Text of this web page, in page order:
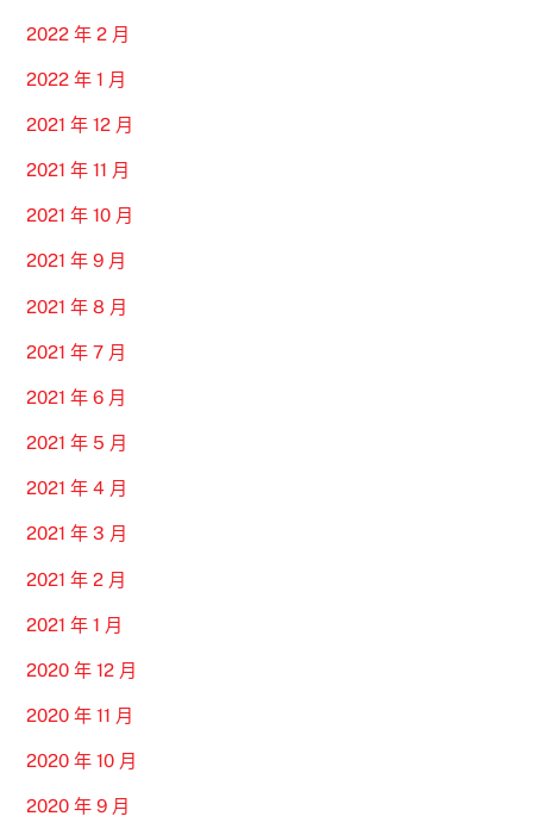
2022 年 2 月
2022 年 1 月
2021 年 12 月
2021 年 11 月
2021 年 10 月
2021 年 9 月
2021 年 8 月
2021 年 7 月
2021 年 6 月
2021 年 5 月
2021 年 4 月
2021 年 3 月
2021 年 2 月
2021 年 1 月
2020 年 12 月
2020 年 11 月
2020 年 10 月
2020 年 9 月